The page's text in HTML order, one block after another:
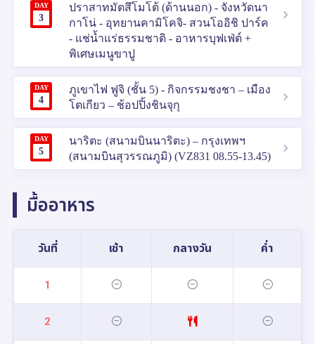
DAY
3
ปราสาทมัตสึโมโต้ (ด้านนอก) - จังหวัดนา
กาโน่ - อุทยานคามิโคจิ- สวนโออิชิ ปาร์ค
- แช่น้ำแร่ธรรมชาติ - อาหารบุฟเฟ่ต์ +
พิเศษเมนูขาปู
DAY
4
ภูเขาไฟ ฟูจิ (ชั้น 5) - กิจกรรมชงชา – เมือง
โตเกียว – ช้อปปิ้งชินจุกุ
DAY
5
นาริตะ (สนามบินนาริตะ) – กรุงเทพฯ
(สนามบินสุวรรณภูมิ) (VZ831 08.55-13.45)
มื้ออาหาร
วันที่ เช้า กลางวัน ค่ำ
1
2